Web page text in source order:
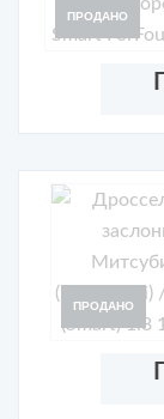
ПРОДАНО
ПРОДАНО